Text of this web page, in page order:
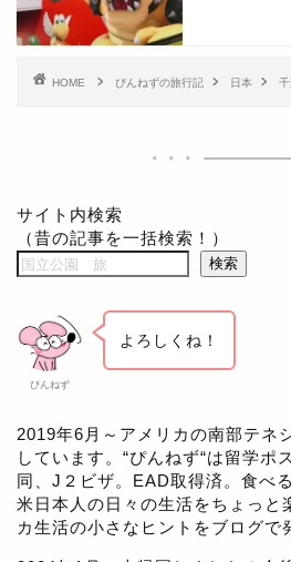
HOME ぴんねずの旅行記 日本
サイト内検索
（昔の記事を一括検索！）
検索
ぴんねず
よろしくね！
2019年6月～アメリカの南部テネ
しています。“ぴんねず“は留学ポ
同、J２ビザ。EAD取得済。食べ
米日本人の日々の生活をちょっと
カ生活の小さなヒントをブログ